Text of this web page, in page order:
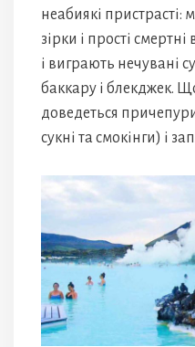
неабиякі пристрасті:
зірки і прості
і виграють нечувані
баккару і блекджек.
доведеться
сукні та смокінги) і